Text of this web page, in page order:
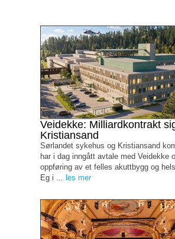
Veidekke: Milliardkontrakt
Kristiansand
Sørlandet sykehus og Kristiansand
har i dag inngått avtale med Veidekke
oppføring av et felles akuttbygg og
Eg i ... les mer